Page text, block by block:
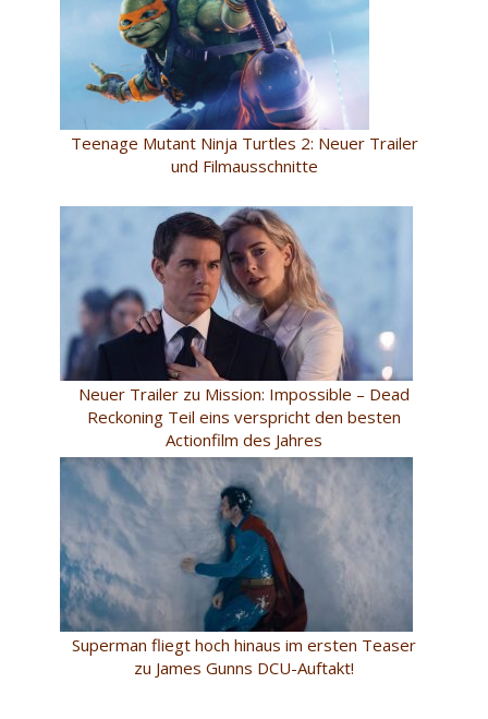
Teenage Mutant Ninja Turtles 2: Neuer Trailer
und Filmausschnitte
Neuer Trailer zu Mission: Impossible – Dead
Reckoning Teil eins verspricht den besten
Actionfilm des Jahres
Superman fliegt hoch hinaus im ersten Teaser
zu James Gunns DCU-Auftakt!